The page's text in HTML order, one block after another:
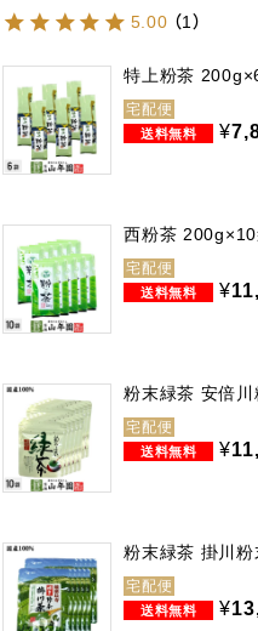
5.00 （1 ）
特上粉茶
宅配便
¥
西粉茶 200g×10
宅配便
¥
粉末緑茶 安倍
宅配便
¥
粉末緑茶 掛川
宅配便
¥